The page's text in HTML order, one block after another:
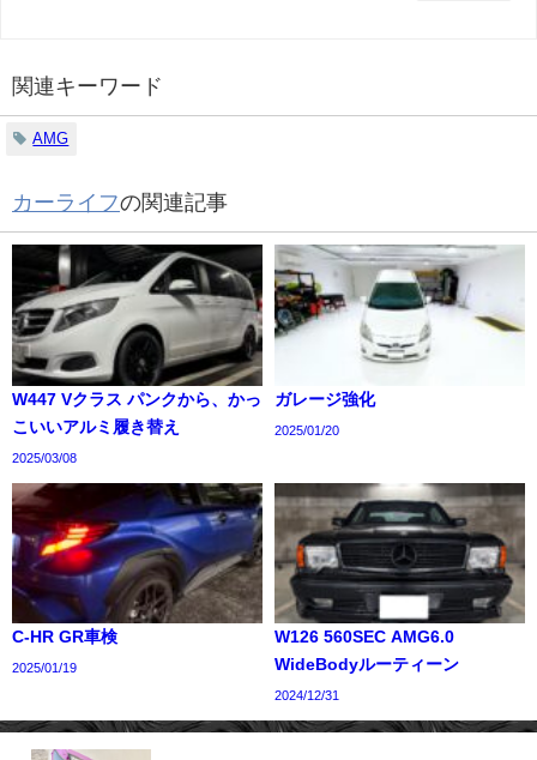
関連キーワード
AMG
カーライフの関連記事
W447 Vクラス パンクから、かっ
こいいアルミ履き替え
2025/03/08
ガレージ強化
2025/01/20
C-HR GR車検
2025/01/19
W126 560SEC AMG6.0
WideBodyルーティーン
2024/12/31